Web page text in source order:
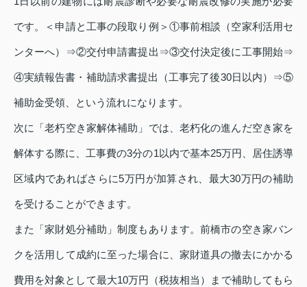
です。＜申請と工事の段取り例＞①事前相談（空家利活用セ
ンターへ）⇒②交付申請書提出⇒③交付決定後に工事開始⇒
④実績報告書・補助請求書提出（工事完了後30日以内）⇒⑤
補助金受領、という流れになります。
次に「老朽空き家解体補助」では、老朽化の進んだ空き家を
解体する際に、工事費の3分の1以内で基本25万円、居住誘導
区域内であればさらに5万円が加算され、最大30万円の補助
を受けることができます。
また「家財処分補助」制度もあります。前橋市の空き家バン
クを活用して成約に至った場合に、家財道具の撤去にかかる
費用を対象として最大10万円（税抜相当）まで補助してもら